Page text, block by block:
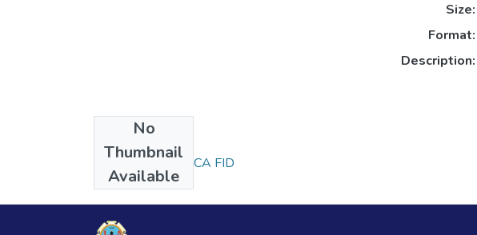
No
Thumbnail
Available
Size:
Format:
Description:
Collections
EDUCACIÓN FÍSICA FID